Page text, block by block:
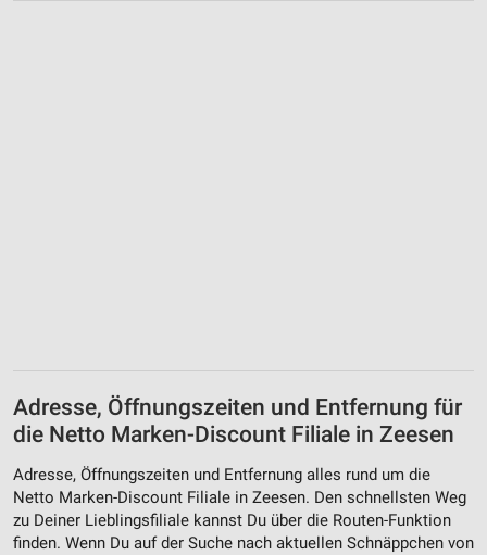
Adresse, Öffnungszeiten und Entfernung für
die Netto Marken-Discount Filiale in Zeesen
Adresse, Öffnungszeiten und Entfernung alles rund um die
Netto Marken-Discount Filiale in Zeesen. Den schnellsten Weg
zu Deiner Lieblingsfiliale kannst Du über die Routen-Funktion
finden. Wenn Du auf der Suche nach aktuellen Schnäppchen von